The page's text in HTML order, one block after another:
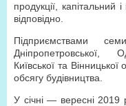
продукції,
відповідно.
Підприємствами
Дніпропетровської,
Київської та
обсягу будівництва.
У січні — вересні 2019